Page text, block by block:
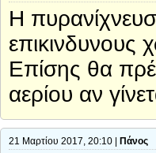
H
επικινδυνους
Επίσης θα
αερίου αν
21 Μαρτίου 2017, 20:10 | Πάνος